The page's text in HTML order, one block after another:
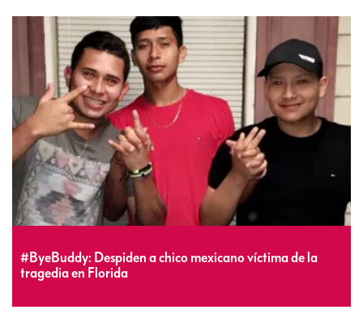
#ByeBuddy: Despiden a chico mexicano víctima de la
tragedia en Florida